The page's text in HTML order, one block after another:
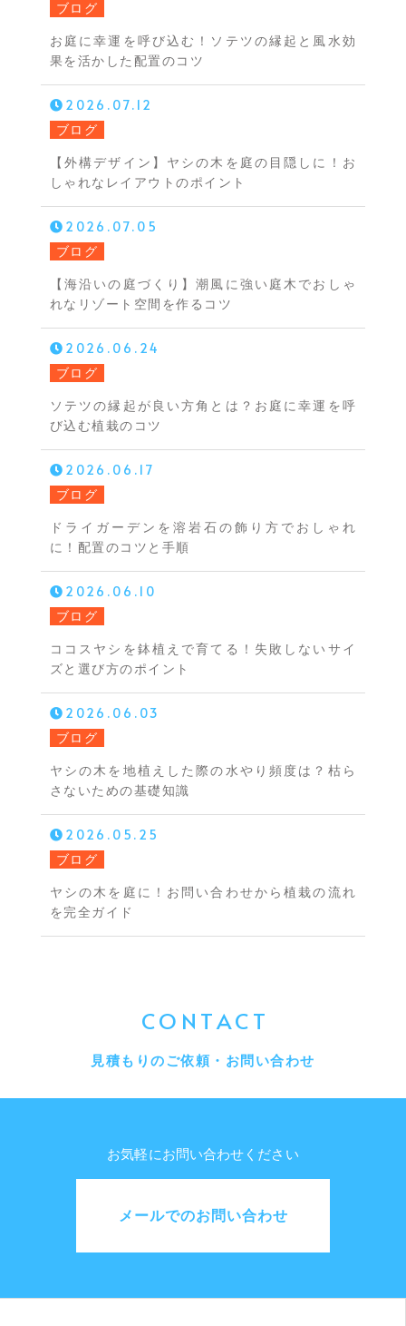
ブログ
お庭に幸運を呼び込む！ソテツの縁起と風水効
果を活かした配置のコツ
2026.07.12
ブログ
【外構デザイン】ヤシの木を庭の目隠しに！お
しゃれなレイアウトのポイント
2026.07.05
ブログ
【海沿いの庭づくり】潮風に強い庭木でおしゃ
れなリゾート空間を作るコツ
2026.06.24
ブログ
ソテツの縁起が良い方角とは？お庭に幸運を呼
び込む植栽のコツ
2026.06.17
ブログ
ドライガーデンを溶岩石の飾り方でおしゃれ
に！配置のコツと手順
2026.06.10
ブログ
ココスヤシを鉢植えで育てる！失敗しないサイ
ズと選び方のポイント
2026.06.03
ブログ
ヤシの木を地植えした際の水やり頻度は？枯ら
さないための基礎知識
2026.05.25
ブログ
ヤシの木を庭に！お問い合わせから植栽の流れ
を完全ガイド
CONTACT
見積もりのご依頼・お問い合わせ
お気軽にお問い合わせください
メールでのお問い合わせ